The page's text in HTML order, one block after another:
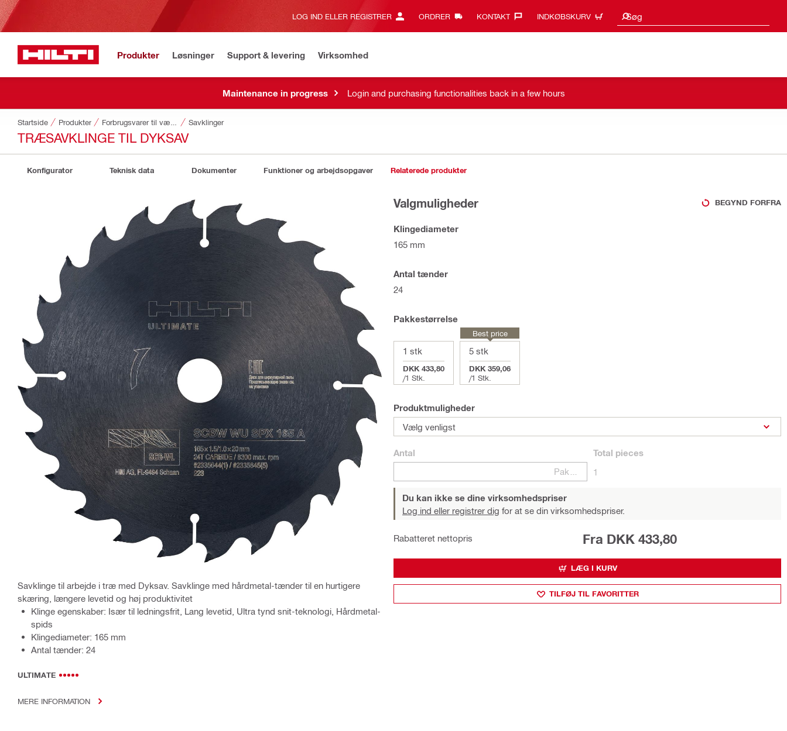
LOG IND ELLER REGISTRER ORDRER KONTAKT‎ INDKØBSKURV Søg
Søgeresultater
Produkter Løsninger Support & levering Virksomhed
Maintenance in progress Login and purchasing functionalities back in a few hours
Startside Produkter Savklinger
TRÆSAVKLINGE TIL DYKSAV
Konfigurator Teknisk data Dokumenter Funktioner og arbejdsopgaver Relaterede produkter
Savklinge til arbejde i træ med Dyksav. Savklinge med hårdmetal-tænder til en hurtigere
skæring, længere levetid og høj produktivitet
Klinge egenskaber: Især til ledningsfrit, Lang levetid, Ultra tynd snit-teknologi, Hårdmetal-
spids
Klingediameter: 165 mm
Antal tænder: 24
ULTIMATE
MERE INFORMATION
Valgmuligheder BEGYND FORFRA
Klingediameter
165 mm
Antal tænder
24
Pakkestørrelse
1 stk
DKK 433,80
/1 Stk.
5 stk
DKK 359,06
/1 Stk.
Best price
Produktmuligheder
Vælg venligst
Antal
Total pieces
1
Du kan ikke se dine virksomhedspriser
Log ind eller registrer dig for at se din virksomhedspriser.
Rabatteret nettopris Fra DKK 433,80
LÆG I KURV
TILFØJ TIL FAVORITTER